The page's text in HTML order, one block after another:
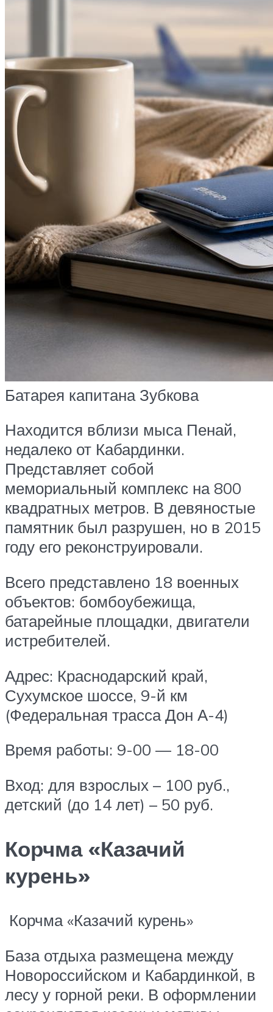
Батарея капитана Зубкова
Находится вблизи мыса Пенай,
недалеко от Кабардинки.
Представляет собой
мемориальный комплекс на 800
квадратных метров. В девяностые
памятник был разрушен, но в 2015
году его реконструировали.
Всего представлено 18 военных
объектов: бомбоубежища,
батарейные площадки, двигатели
истребителей.
Адрес: Краснодарский край,
Сухумское шоссе, 9-й км
(Федеральная трасса Дон А-4)
Время работы: 9-00 — 18-00
Вход: для взрослых – 100 руб.,
детский (до 14 лет) – 50 руб.
Корчма «Казачий
курень»
Корчма «Казачий курень»
База отдыха размещена между
Новороссийском и Кабардинкой, в
лесу у горной реки. В оформлении